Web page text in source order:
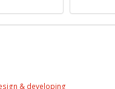
& developing